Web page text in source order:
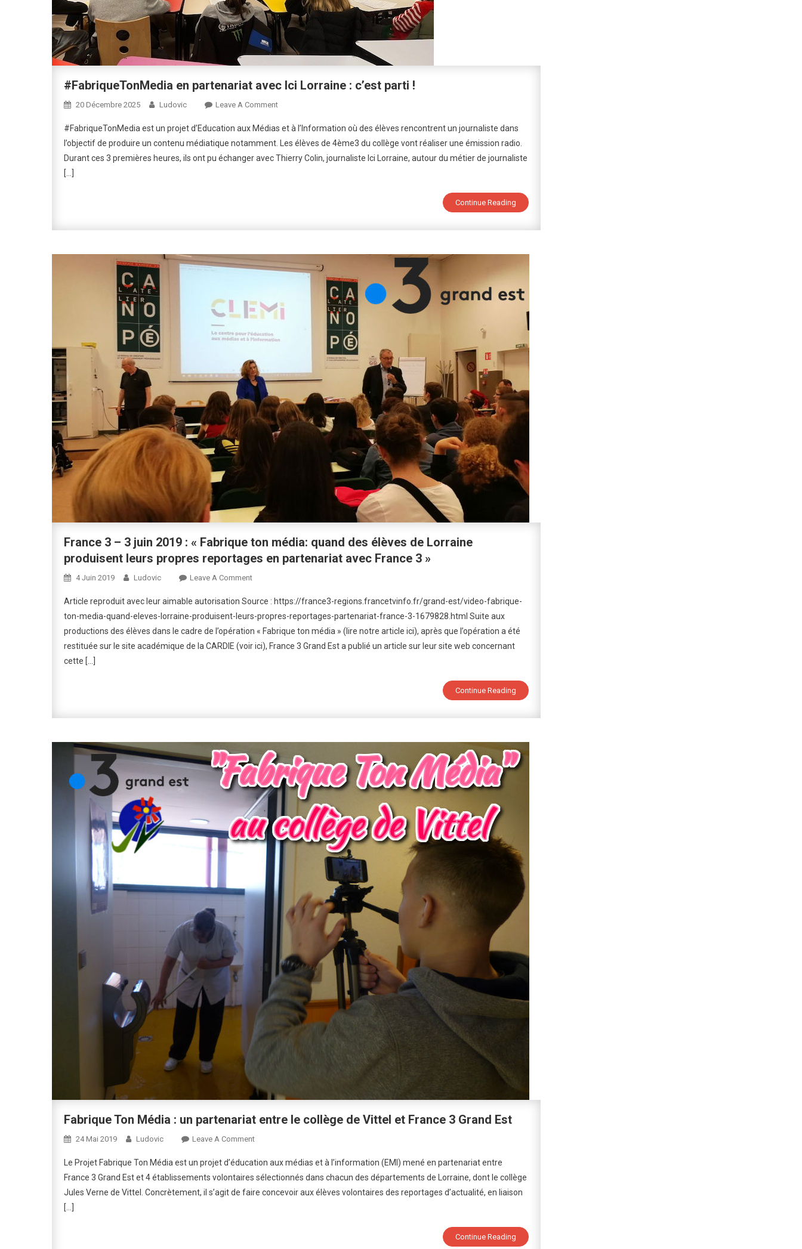
#FabriqueTonMedia en partenariat avec Ici Lorraine : c’est parti !
20 Décembre 2025 Ludovic Leave A CommentOn
En
Partenariat
Avec
#FabriqueTonMedia est un projet d’Education aux Médias et à l’Information où des élèves rencontrent un journaliste dans
l’objectif de produire un contenu médiatique notamment. Les élèves de 4ème3 du collège vont réaliser une émission radio.
Durant ces 3 premières heures, ils ont pu échanger avec Thierry Colin, journaliste Ici Lorraine, autour du métier de journaliste
[…]
Continue Reading
France 3 – 3 juin 2019 : « Fabrique ton média: quand des élèves de Lorraine
produisent leurs propres reportages en partenariat avec France 3 »
4 Juin 2019 Ludovic Leave A CommentOn
3
–
3
Juin
Des
Élèves
De
Lorraine
Produisent
Leurs
Propres
Reportages
Partenariat
Avec
France
Article reproduit avec leur aimable autorisation Source : https://france3-regions.francetvinfo.fr/grand-est/video-fabrique-
ton-media-quand-eleves-lorraine-produisent-leurs-propres-reportages-partenariat-france-3-1679828.html Suite aux
productions des élèves dans le cadre de l’opération « Fabrique ton média » (lire notre article ici), après que l’opération a été
restituée sur le site académique de la CARDIE (voir ici), France 3 Grand Est a publié un article sur leur site web concernant
cette […]
Continue Reading
Fabrique Ton Média : un partenariat entre le collège de Vittel et France 3 Grand Est
24 Mai 2019 Ludovic Leave A CommentOn
Ton
Média
:
Le Projet Fabrique Ton Média est un projet d’éducation aux médias et à l’information (EMI) mené en partenariat entre
France 3 Grand Est et 4 établissements volontaires sélectionnés dans chacun des départements de Lorraine, dont le collège
Jules Verne de Vittel. Concrètement, il s’agit de faire concevoir aux élèves volontaires des reportages d’actualité, en liaison
[…]
Continue Reading